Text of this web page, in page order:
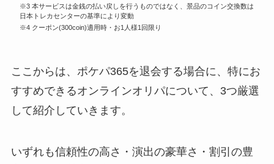
※3 本サービスは金銭の払い戻しを行うものではなく、景品のコイン交換数は
日本トレカセンターの基準により変動
※4 クーポン(300coin)適用時・お1人様1回限り
ここからは、ポケパ365を退会する場合に、特にお
すすめできるオンラインオリパについて、3つ厳選
して紹介していきます。
いずれも信頼性の高さ・演出の豪華さ・割引の豊